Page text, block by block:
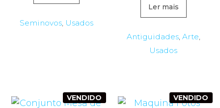
era:
Seminovos, Usados
original
era:
Ler mais
Antiguidades, Arte,
Usados
VENDIDO VENDIDO